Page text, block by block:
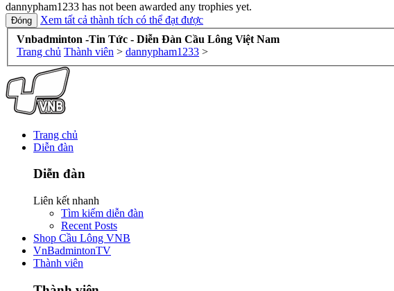
dannypham1233 has not been awarded any trophies yet.
Xem tất cả thành tích có thể đạt được
Vnbadminton -Tin Tức - Diễn Đàn Cầu Lông Việt Nam
Trang chủ Thành viên > dannypham1233 >
Trang chủ
Diễn đàn
Diễn đàn
Liên kết nhanh
Tìm kiếm diễn đàn
Recent Posts
Shop Cầu Lông VNB
VnBadmintonTV
Thành viên